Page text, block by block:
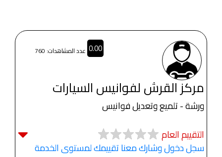
مركز القرش لفوانيس السيارات
ورشة - تلميع وتعديل فوانيس
التقييم العام
سجل دخول وشارك معنا تقييمك لمستوى الخدمة
0.00 عدد المشاهدات: 760